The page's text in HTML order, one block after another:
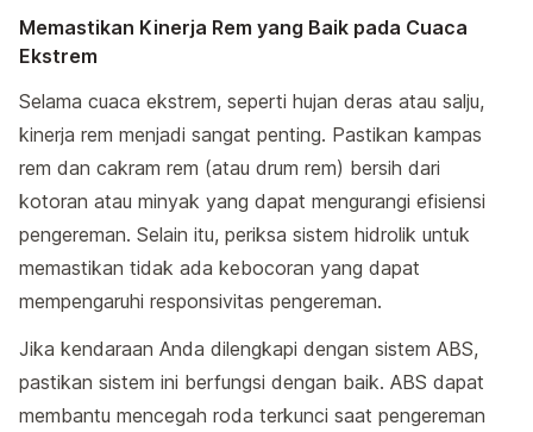
Memastikan Kinerja Rem yang Baik pada Cuaca
Ekstrem
Selama cuaca ekstrem, seperti hujan deras atau salju,
kinerja rem menjadi sangat penting. Pastikan kampas
rem dan cakram rem (atau drum rem) bersih dari
kotoran atau minyak yang dapat mengurangi efisiensi
pengereman. Selain itu, periksa sistem hidrolik untuk
memastikan tidak ada kebocoran yang dapat
mempengaruhi responsivitas pengereman.
Jika kendaraan Anda dilengkapi dengan sistem ABS,
pastikan sistem ini berfungsi dengan baik. ABS dapat
membantu mencegah roda terkunci saat pengereman